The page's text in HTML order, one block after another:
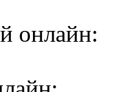
онлайн: